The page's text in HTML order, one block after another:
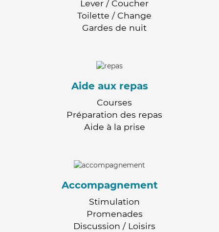
Lever / Coucher
Toilette / Change
Gardes de nuit
Aide aux repas
Courses
Préparation des repas
Aide à la prise
Accompagnement
Stimulation
Promenades
Discussion / Loisirs